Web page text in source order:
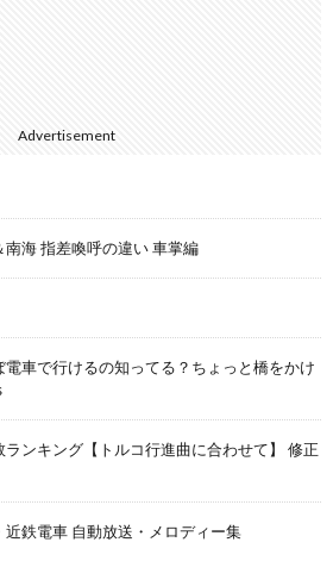
Advertisement
海 指差喚呼の違い 車掌編
車で行けるの知ってる？ちょっと橋をかけ
ンキング【トルコ行進曲に合わせて】 修正
近鉄電車 自動放送・メロディー集